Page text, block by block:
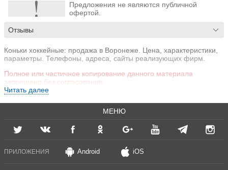
Предложения не являются публичной
офертой.
Отзывы
Коньки хоккейные: продажа в Воронеже. Цена, характеристики,
параметры. Телефоны, адреса, сайты реализующих фирм.
Полное или частичное копирование данного материала
запрещено без согласования.
Читать далее
МЕНЮ
ПРИЛОЖЕНИЯ Android iOS